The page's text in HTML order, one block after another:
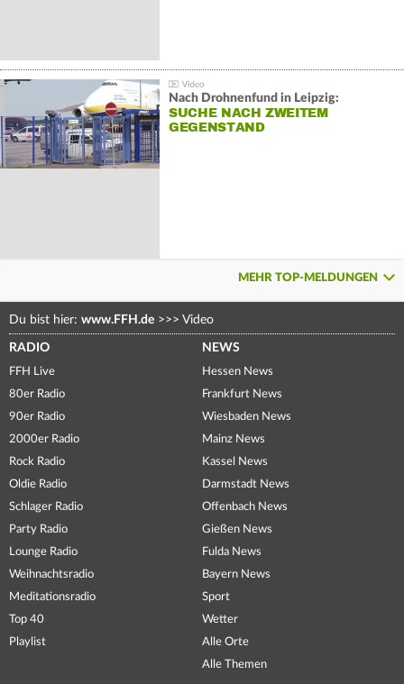
Nach Drohnenfund in Leipzig:
SUCHE NACH ZWEITEM
GEGENSTAND
MEHR TOP-MELDUNGEN
Du bist hier: www.FFH.de >>> Video
RADIO
FFH Live
80er Radio
90er Radio
2000er Radio
Rock Radio
Oldie Radio
Schlager Radio
Party Radio
Lounge Radio
Weihnachtsradio
Meditationsradio
Top 40
Playlist
NEWS
Hessen News
Frankfurt News
Wiesbaden News
Mainz News
Kassel News
Darmstadt News
Offenbach News
Gießen News
Fulda News
Bayern News
Sport
Wetter
Alle Orte
Alle Themen